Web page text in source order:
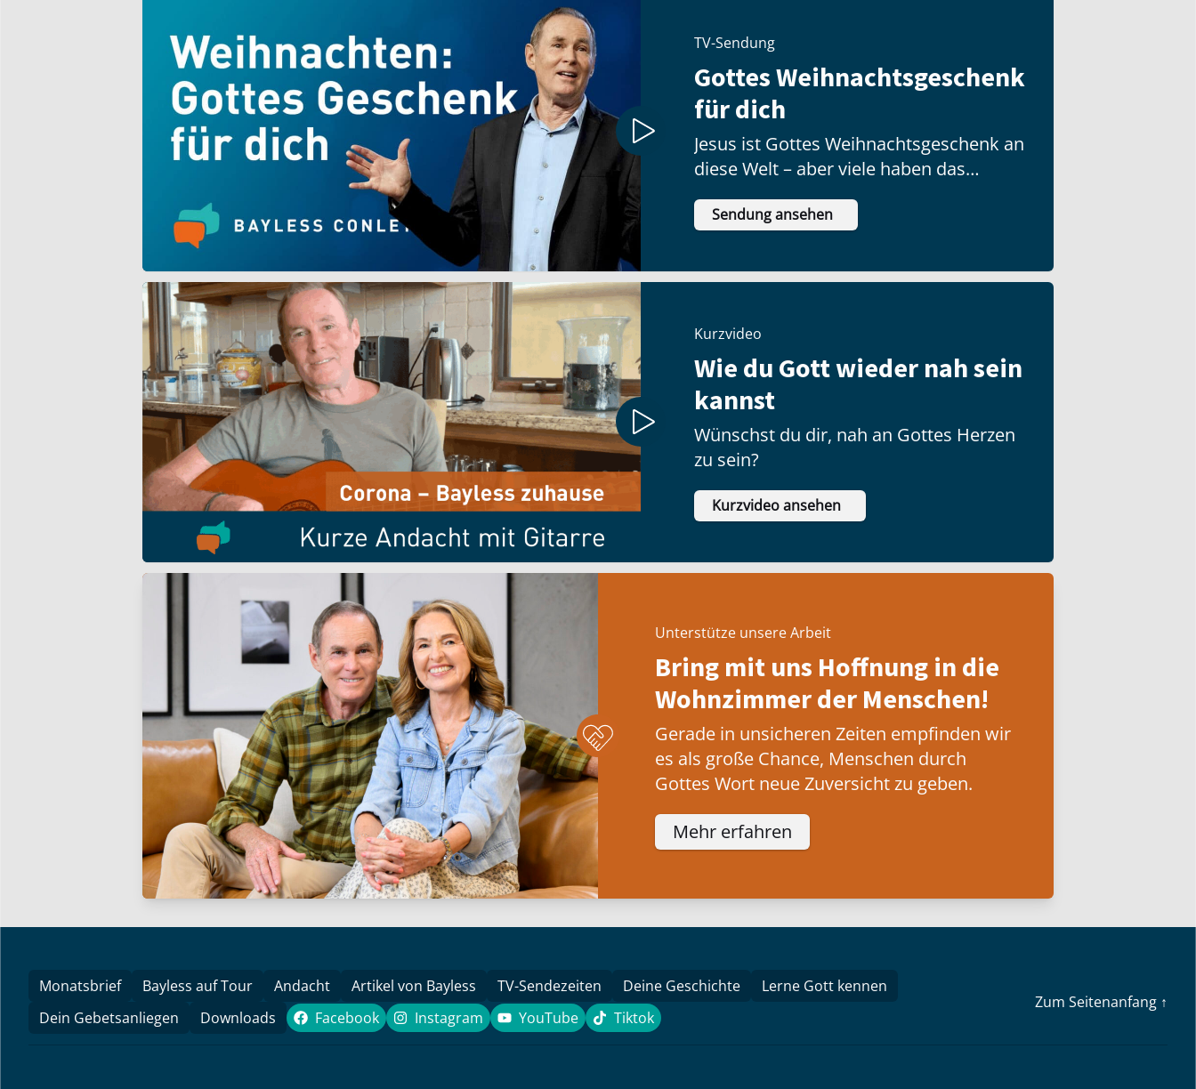
TV-Sendung
Gottes Weihnachtsgeschenk
für dich
Jesus ist Gottes Weihnachtsgeschenk an
diese Welt – aber viele haben das
Geschenk noch nicht ausgepackt!
Sendung ansehen
Kurzvideo
Wie du Gott wieder nah sein
kannst
Wünschst du dir, nah an Gottes Herzen
zu sein?
Kurzvideo ansehen
Unterstütze unsere Arbeit
Bring mit uns Hoffnung in die
Wohnzimmer der Menschen!
Gerade in unsicheren Zeiten empfinden wir
es als große Chance, Menschen durch
Gottes Wort neue Zuversicht zu geben.
Mehr erfahren
Monatsbrief Bayless auf Tour Andacht Artikel von Bayless TV-Sendezeiten Deine Geschichte
Lerne Gott kennen
Dein Gebetsanliegen
Downloads Facebook
Facebook Instagram
Instagram YouTube
YouTube Tiktok
Tiktok
Zum Seitenanfang ↑